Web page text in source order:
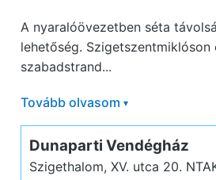
A nyaralóövezetben séta
lehetőség.
szabadstrand...
Tovább olvasom ▾
Dunaparti Vendégház
Szigethalom, XV. utca 20.